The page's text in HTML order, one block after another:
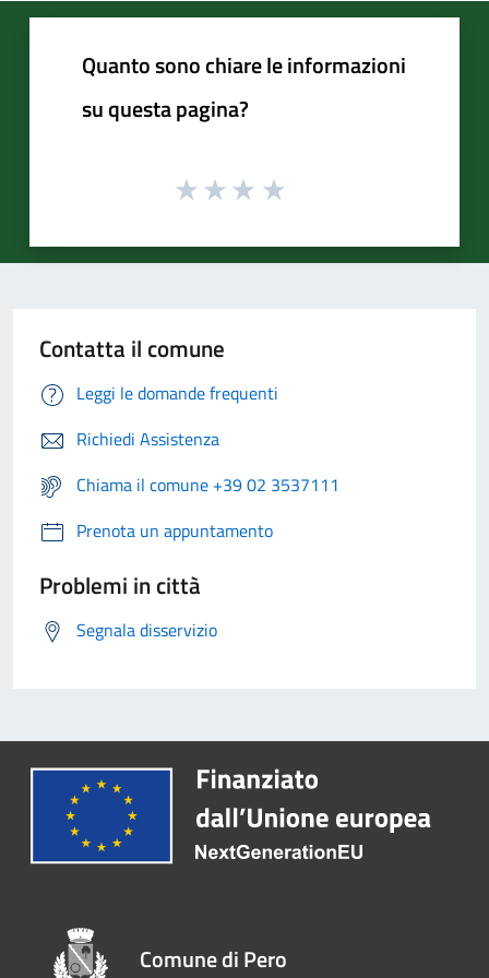
Quanto sono chiare le informazioni
su questa pagina?
Contatta il comune
Leggi le domande frequenti
Richiedi Assistenza
Chiama il comune +39 02 3537111
Prenota un appuntamento
Problemi in città
Segnala disservizio
Comune di Pero